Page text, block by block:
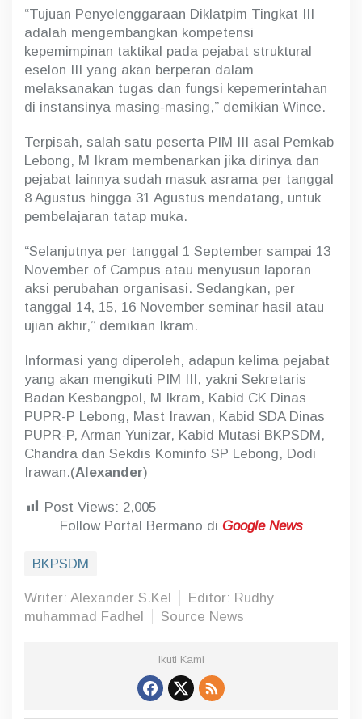
“Tujuan Penyelenggaraan Diklatpim Tingkat III
adalah mengembangkan kompetensi
kepemimpinan taktikal pada pejabat struktural
eselon III yang akan berperan dalam
melaksanakan tugas dan fungsi kepemerintahan
di instansinya masing-masing,” demikian Wince.
Terpisah, salah satu peserta PIM III asal Pemkab
Lebong, M Ikram membenarkan jika dirinya dan
pejabat lainnya sudah masuk asrama per tanggal
8 Agustus hingga 31 Agustus mendatang, untuk
pembelajaran tatap muka.
“Selanjutnya per tanggal 1 September sampai 13
November of Campus atau menyusun laporan
aksi perubahan organisasi. Sedangkan, per
tanggal 14, 15, 16 November seminar hasil atau
ujian akhir,” demikian Ikram.
Informasi yang diperoleh, adapun kelima pejabat
yang akan mengikuti PIM III, yakni Sekretaris
Badan Kesbangpol, M Ikram, Kabid CK Dinas
PUPR-P Lebong, Mast Irawan, Kabid SDA Dinas
PUPR-P, Arman Yunizar, Kabid Mutasi BKPSDM,
Chandra dan Sekdis Kominfo SP Lebong, Dodi
Irawan.(Alexander)
Post Views: 2,005
Follow Portal Bermano di Google News
BKPSDM
Writer: Alexander S.Kel
Editor: Rudhy
muhammad Fadhel
Source News
Ikuti Kami